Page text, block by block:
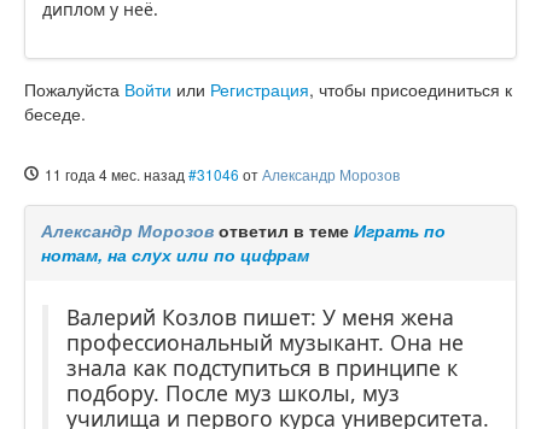
диплом у неё.
Пожалуйста Войти или Регистрация, чтобы присоединиться к
беседе.
11 года 4 мес. назад #31046 отАлександр Морозов
Александр Морозов ответил в теме Играть по
нотам, на слух или по цифрам
Валерий Козлов пишет: У меня жена
профессиональный музыкант. Она не
знала как подступиться в принципе к
подбору. После муз школы, муз
училища и первого курса университета.